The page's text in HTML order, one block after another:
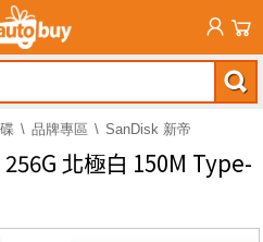
品牌專區 SanDisk 新帝
北極白 150M Type-